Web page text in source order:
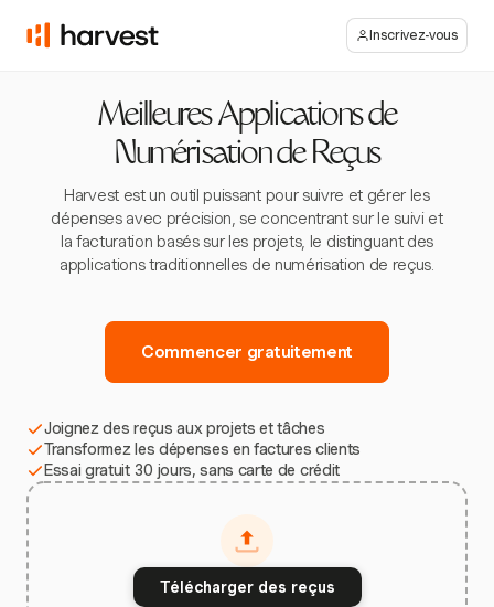
Inscrivez-vous
Meilleures Applications de
Numérisation de Reçus
Harvest est un outil puissant pour suivre et gérer les
dépenses avec précision, se concentrant sur le suivi et
la facturation basés sur les projets, le distinguant des
applications traditionnelles de numérisation de reçus.
Commencer gratuitement
Joignez des reçus aux projets et tâches
Transformez les dépenses en factures clients
Essai gratuit 30 jours, sans carte de crédit
Télécharger des reçus